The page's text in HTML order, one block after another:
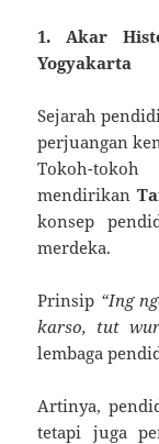
1. Akar
Yogyakarta
Sejarah
perjuangan
Tokoh-
mendirikan
konsep
merdeka.
Prinsip “Ing
karso, tut
lembaga
Artinya,
tetapi juga